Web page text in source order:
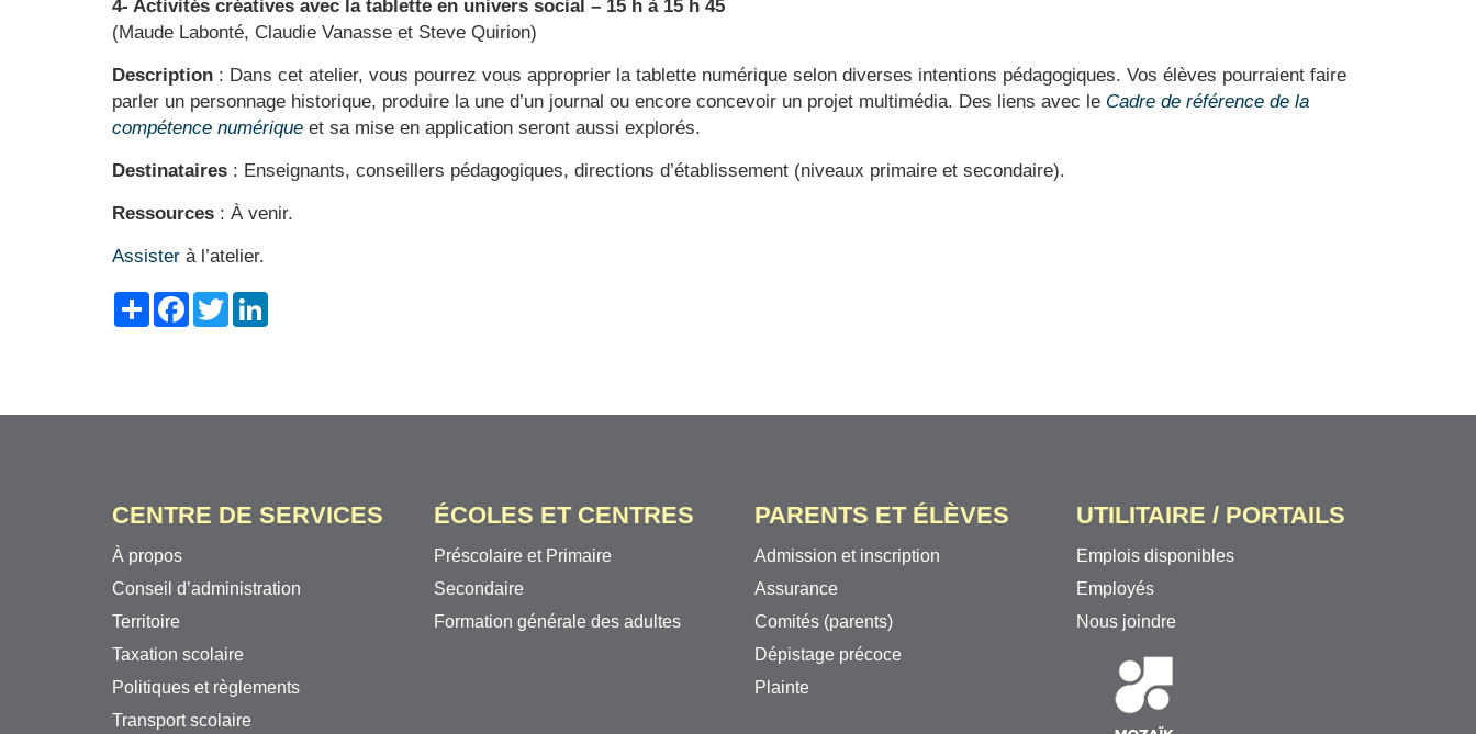
4- Activités créatives avec la tablette en univers social – 15 h à 15 h 45
(Maude Labonté, Claudie Vanasse et Steve Quirion)
Description : Dans cet atelier, vous pourrez vous approprier la tablette numérique selon diverses intentions pédagogiques. Vos élèves pourraient faire
parler un personnage historique, produire la une d’un journal ou encore concevoir un projet multimédia. Des liens avec le Cadre de référence de la
compétence numérique et sa mise en application seront aussi explorés.
Destinataires : Enseignants, conseillers pédagogiques, directions d’établissement (niveaux primaire et secondaire).
Ressources : À venir.
Assister à l’atelier.
ShareFacebook
Twitter
CENTRE DE SERVICES
À propos
Conseil d’administration
Territoire
Taxation scolaire
Politiques et règlements
Transport scolaire
ÉCOLES ET CENTRES
Préscolaire et Primaire
Secondaire
Formation générale des adultes
PARENTS ET ÉLÈVES
Admission et inscription
Assurance
Comités (parents)
Dépistage précoce
Plainte
UTILITAIRE / PORTAILS
Emplois disponibles
Employés
Nous joindre